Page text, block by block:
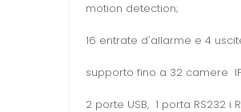
motion detection;
16 entrate d'allarme e 4
supporto fino a 32 camere
2 porte USB, 1 porta RS232 i